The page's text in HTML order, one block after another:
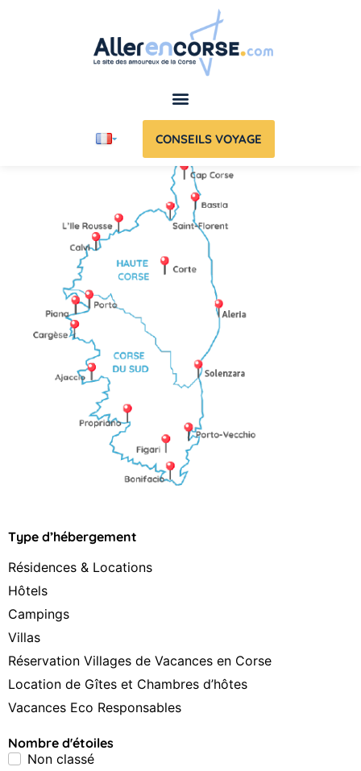
CONSEILS VOYAGE
Type d’hébergement
Résidences & Locations
Hôtels
Campings
Villas
Réservation Villages de Vacances en Corse
Location de Gîtes et Chambres d’hôtes
Vacances Eco Responsables
Nombre d'étoiles
Non classé